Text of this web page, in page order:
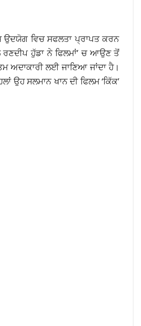
ਉਦਯੋਗ ਵਿਚ ਸਫਲਤਾ ਪ੍ਰਾਪਤ ਕਰਨ
ਰਣਦੀਪ ਹੁੱਡਾ ਨੇ ਫਿਲਮਾਂ’ ਚ ਆਉਣ ਤੋਂ
ਅਦਾਕਾਰੀ ਲਈ ਜਾਣਿਆ ਜਾਂਦਾ ਹੈ।
ਉਹ ਸਲਮਾਨ ਖਾਨ ਦੀ ਫਿਲਮ ‘ਕਿੱਕ’